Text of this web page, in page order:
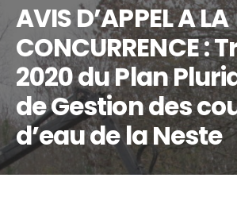
AVIS D’APPEL A LA
CONCURRENCE :
2020 du Plan
de Gestion des
d’eau de la Neste